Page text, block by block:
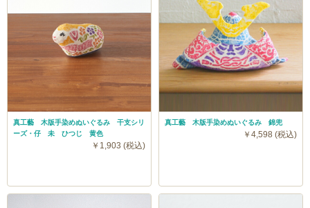
真工藝 木版手染めぬいぐるみ 干支シリ
ーズ・仔 未 ひつじ 黄色
￥1,903 (税込)
真工藝 木版手染めぬいぐるみ 錦兜
￥4,598 (税込)